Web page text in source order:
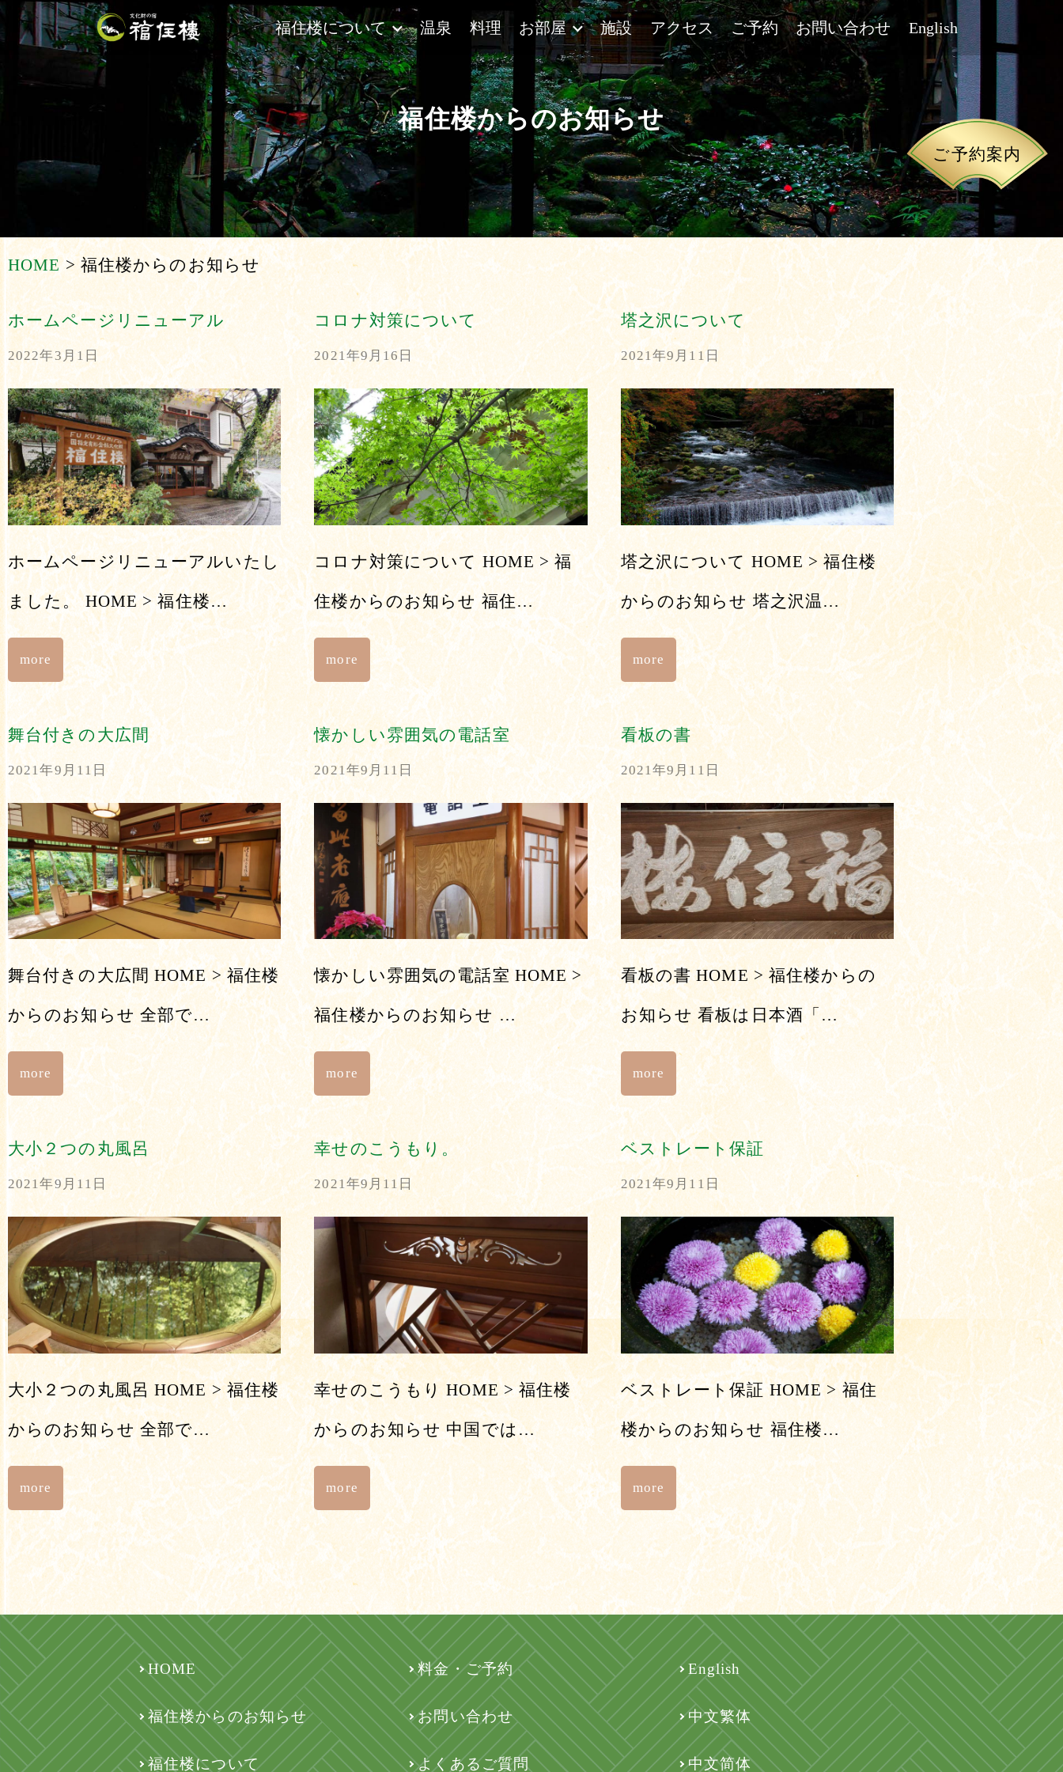
福住楼について 温泉 料理 お部屋 施設 アクセス ご予約 お問い合わせ English
福住楼からのお知らせ
HOME> 福住楼からのお知らせ
ホームページリニューアル
2022年3月1日
ホームページリニューアルいたし
ました。 HOME > 福住楼…
more
コロナ対策について
2021年9月16日
コロナ対策について HOME > 福
住楼からのお知らせ 福住…
more
塔之沢について
2021年9月11日
塔之沢について HOME > 福住楼
からのお知らせ 塔之沢温…
more
舞台付きの大広間
2021年9月11日
舞台付きの大広間 HOME > 福住楼
からのお知らせ 全部で…
more
懐かしい雰囲気の電話室
2021年9月11日
懐かしい雰囲気の電話室 HOME >
福住楼からのお知らせ …
more
看板の書
2021年9月11日
看板の書 HOME > 福住楼からの
お知らせ 看板は日本酒「…
more
大小２つの丸風呂
2021年9月11日
大小２つの丸風呂 HOME > 福住楼
からのお知らせ 全部で…
more
幸せのこうもり。
2021年9月11日
幸せのこうもり HOME > 福住楼
からのお知らせ 中国では…
more
ベストレート保証
2021年9月11日
ベストレート保証 HOME > 福住
楼からのお知らせ 福住楼…
more
ご予約案内
HOME
福住楼からのお知らせ
福住楼について
料金・ご予約
お問い合わせ
よくあるご質問
English
中文繁体
中文简体